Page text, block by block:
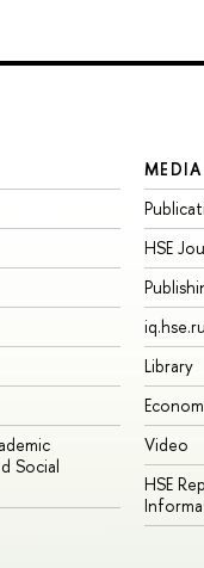
Social
HSE
Library
Video
HSE